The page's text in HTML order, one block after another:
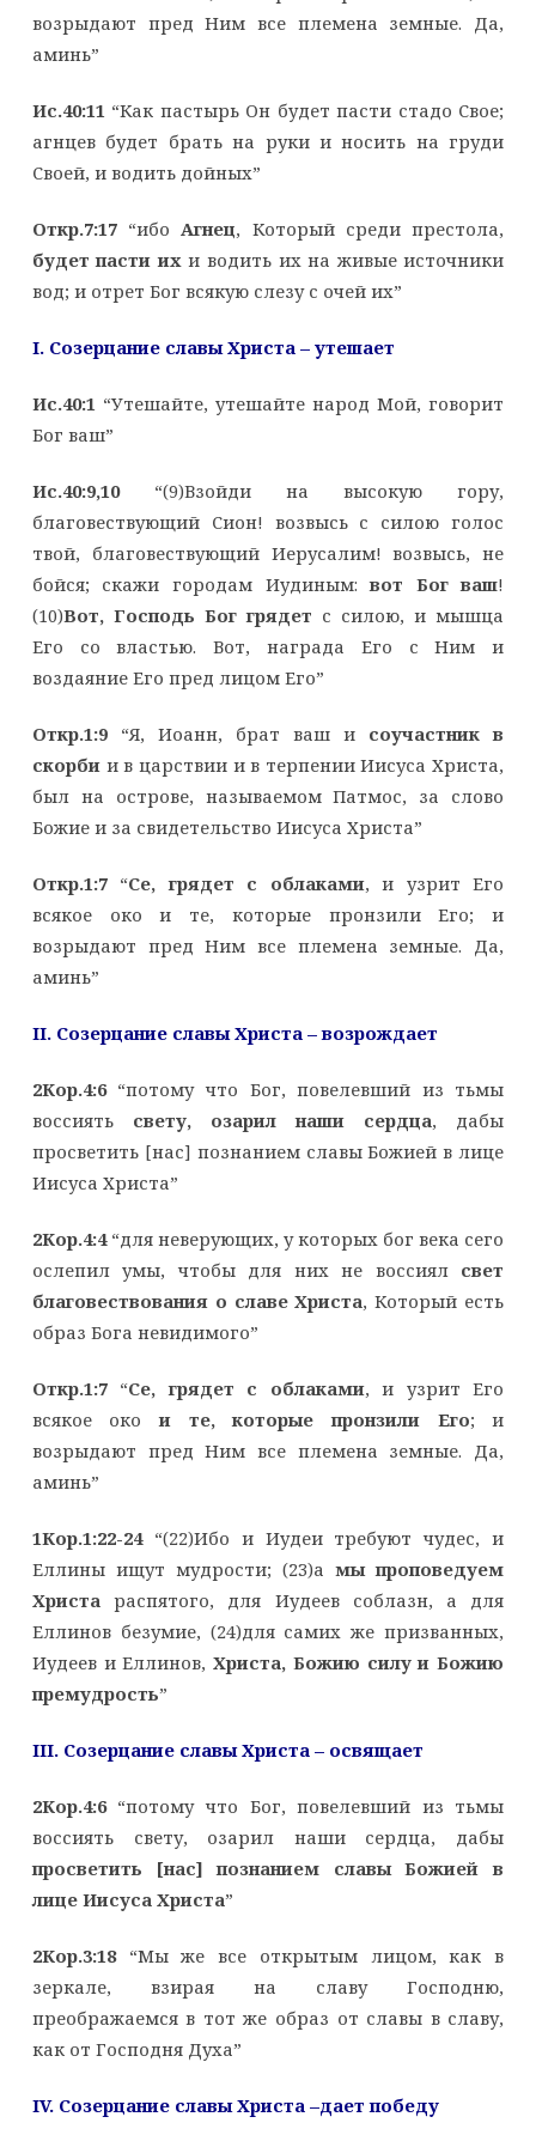
возрыдают пред Ним все племена земные. Да,
аминь”
Ис.40:11“Как пастырь Он будет пасти стадо Свое;
агнцев будет брать на руки и носить на груди
Своей, и водить дойных”
Откр.7:17“ибоАгнец, Который среди престола,
будет пасти ихи водить их на живые источники
вод; и отрет Бог всякую слезу с очей их”
I. Созерцание славы Христа – утешает
Ис.40:1“Утешайте, утешайте народ Мой, говорит
Бог ваш”
Ис.40:9,10“(9)Взойди на высокую гору,
благовествующий Сион! возвысь с силою голос
твой, благовествующий Иерусалим! возвысь, не
бойся; скажи городам Иудиным:вот Бог ваш!
(10)Вот, Господь Бог грядет с силою, и мышца
Его со властью. Вот, награда Его с Ним и
воздаяние Его пред лицом Его”
Откр.1:9“Я, Иоанн, брат ваш и соучастник в
скорбии в царствии и в терпении Иисуса Христа,
был на острове, называемом Патмос, за слово
Божие и за свидетельство Иисуса Христа”
Откр.1:7“Се, грядет с облаками, и узрит Его
всякое око и те, которые пронзили Его; и
возрыдают пред Ним все племена земные. Да,
аминь”
II. Созерцание славы Христа – возрождает
2Кор.4:6“потому что Бог, повелевший из тьмы
воссиять свету, озарил наши сердца, дабы
просветить [нас] познанием славы Божией в лице
Иисуса Христа”
2Кор.4:4“для неверующих, у которых бог века сего
ослепил умы, чтобы для них не воссиял свет
благовествования о славе Христа, Который есть
образ Бога невидимого”
Откр.1:7“Се, грядет с облаками, и узрит Его
всякое окои те, которые пронзили Его; и
возрыдают пред Ним все племена земные. Да,
аминь”
1Кор.1:22-24“(22)Ибо и Иудеи требуют чудес, и
Еллины ищут мудрости; (23)амы проповедуем
Христараспятого, для Иудеев соблазн, а для
Еллинов безумие, (24)для самих же призванных,
Иудеев и Еллинов,Христа, Божию силу и Божию
премудрость”
III. Созерцание славы Христа – освящает
2Кор.4:6“потому что Бог, повелевший из тьмы
воссиять свету, озарил наши сердца, дабы
просветить [нас] познанием славы Божией в
лице Иисуса Христа”
2Кор.3:18“Мы же все открытым лицом, как в
зеркале, взирая на славу Господню,
преображаемся в тот же образ от славы в славу,
как от Господня Духа”
IV. Созерцание славы Христа –дает победу